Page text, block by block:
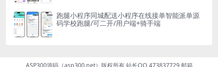
跑腿小程序同城配送小程序在线接单智能派单源
码学校跑腿/可二开/用户端+骑手端